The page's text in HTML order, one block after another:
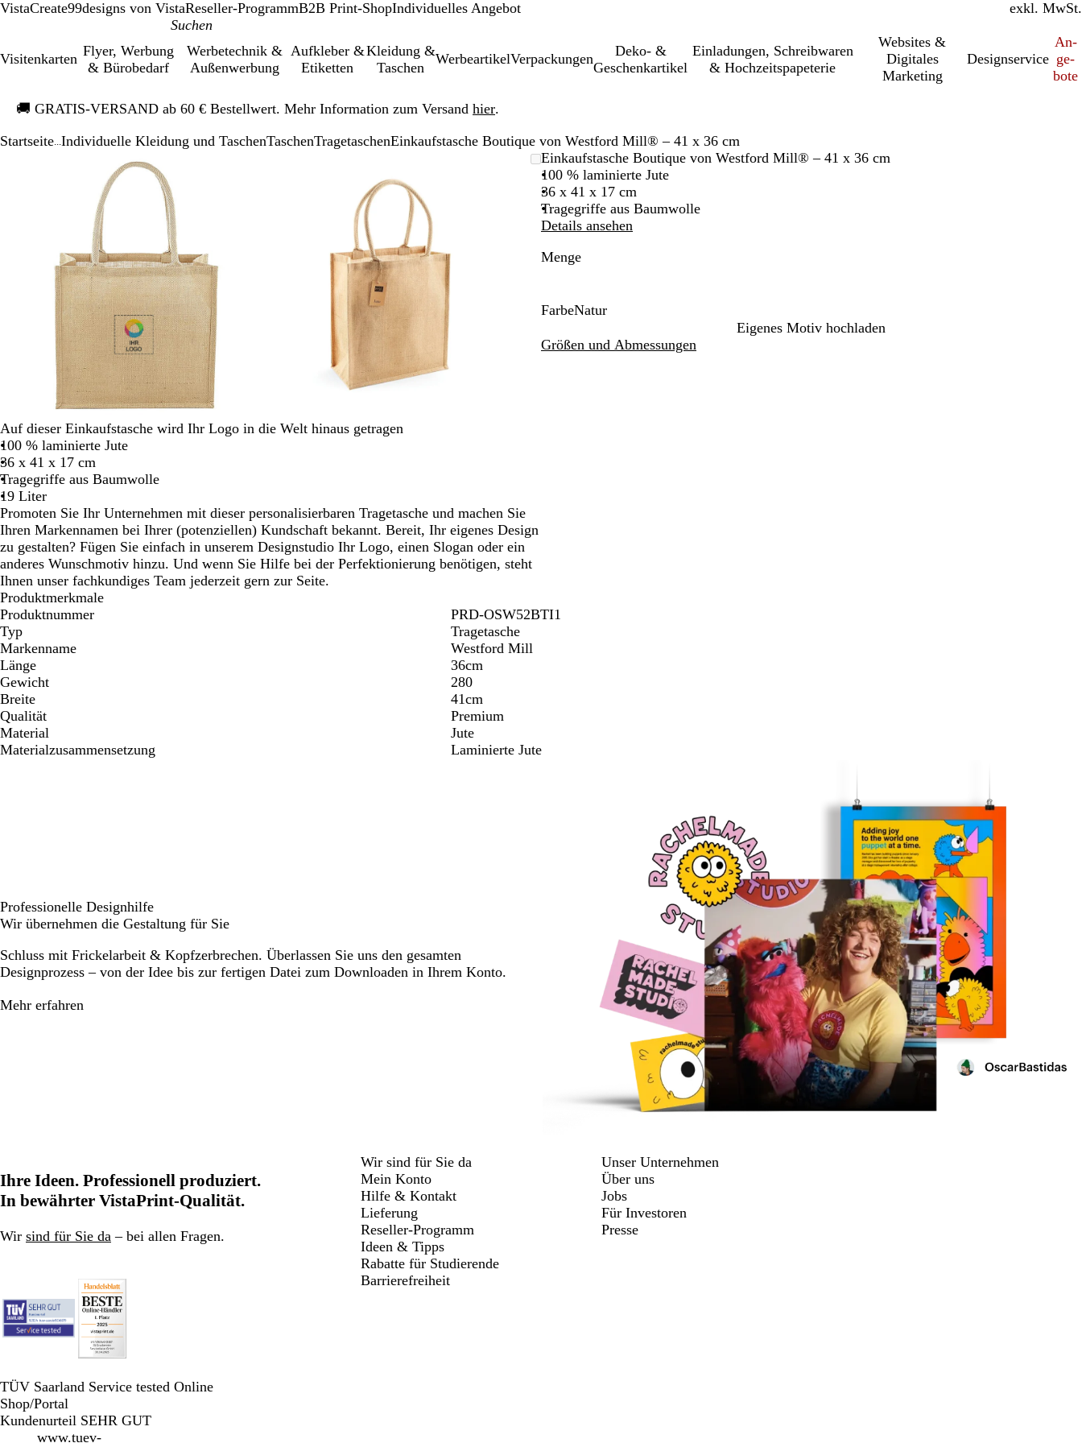
VistaCreate99designs von VistaReseller-ProgrammB2B Print-ShopIndividuelles Angebot inkl. MwSt.
exkl. MwSt.
Visitenkarten
Flyer, Werbung
& Bürobedarf
Werbetechnik &
Außenwerbung
Aufkleber &
Etiketten
Kleidung &
Taschen
WerbeartikelVerpackungen
Deko- &
Geschenkartikel
Einl­a­dung­en, Schreib­wa­ren
& Hochzeitspapeterie
Websites &
Digitales
Marketing
Designservice
An­­
ge­­
bo­­te
🚚 GRATIS-VERSAND ab 60 € Bestellwert. Mehr Information zum Versand hier.
1
Startseite Individuelle Kleidung und TaschenTaschenTragetaschenEinkaufstasche Boutique von Westford Mill® – 41 x 36 cm
Vergrößer-/verkleinerbares
Bild
Zoom
auf
Minimum
Klicken
zum
Vergrößern
Verwenden
Sie
Tasten
-
zum
Zoomen
und
die
Pfeiltasten
zum
Schwenken.
Vergrößer-/verkleinerbares
Minimum
Vergrößern
die
Tasten
+
und
-
Zoomen
und
Pfeiltasten
zum
Schwenken.
Einkaufstasche Boutique von Westford Mill® – 41 x 36 cm
100 % laminierte Jute
36 x 41 x 17 cm
Tragegriffe aus Baumwolle
Details ansehen
Menge
FarbeNatur
a
Eigenes Motiv hochladen
Größen und Abmessungen
Auf dieser Einkaufstasche wird Ihr Logo in die Welt hinaus getragen
100 % laminierte Jute
36 x 41 x 17 cm
Tragegriffe aus Baumwolle
19 Liter
Promoten Sie Ihr Unternehmen mit dieser personalisierbaren Tragetasche und machen Sie
Ihren Markennamen bei Ihrer (potenziellen) Kundschaft bekannt. Bereit, Ihr eigenes Design
zu gestalten? Fügen Sie einfach in unserem Designstudio Ihr Logo, einen Slogan oder ein
anderes Wunschmotiv hinzu. Und wenn Sie Hilfe bei der Perfektionierung benötigen, steht
Ihnen unser fachkundiges Team jederzeit gern zur Seite.
Produktmerkmale
Produktnummer
PRD-OSW52BTI1
Typ
Tragetasche
Markenname
Westford Mill
Länge
36cm
Gewicht
280
Breite
41cm
Qualität
Premium
Material
Jute
Materialzusammensetzung
Laminierte Jute
Professionelle Designhilfe
Wir übernehmen die Gestaltung für Sie
Schluss mit Frickelarbeit & Kopfzerbrechen. Überlassen Sie uns den gesamten
Designprozess – von der Idee bis zur fertigen Datei zum Downloaden in Ihrem Konto.
Mehr erfahren
Ihre Ideen. Professionell produziert.
In bewährter VistaPrint-Qualität.
Wir sind für Sie da – bei allen Fragen.
TÜV Saarland Service tested Online
Shop/Portal
Kundenurteil SEHR GUT
www.tuev-
Wir sind für Sie da
Mein Konto
Hilfe & Kontakt
Lieferung
Reseller-Programm
Ideen & Tipps
Rabatte für Studierende
Barrierefreiheit
Unser Unternehmen
Über uns
Jobs
Für Investoren
Presse